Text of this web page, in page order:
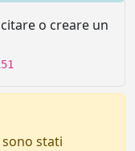
o creare un
stati